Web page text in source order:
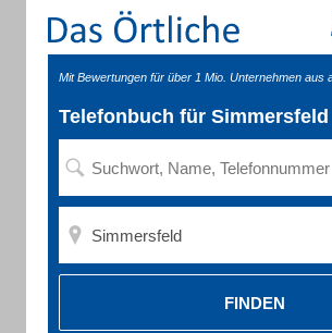
Mit Bewertungen für über 1 Mio. Unternehmen aus
Telefonbuch für Simmersfeld
FINDEN